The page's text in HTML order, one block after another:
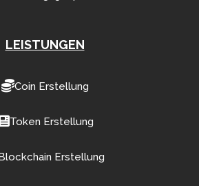
LEISTUNGEN
Coin Erstellung
Token Erstellung
Erstellung